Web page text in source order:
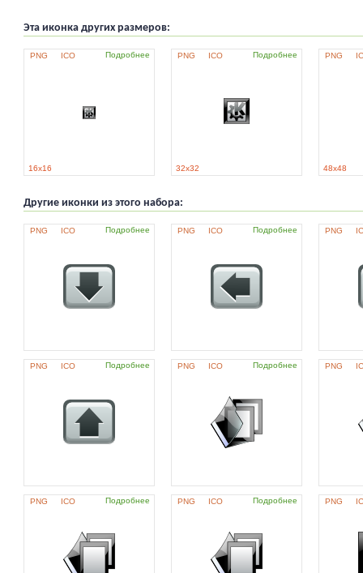
Эта иконка других размеров:
PNG ICO Подробнее
16x16
PNG ICO Подробнее
32x32
PNG
48x48
Другие иконки из этого набора:
PNG ICO Подробнее PNG ICO Подробнее PNG
PNG ICO Подробнее PNG ICO Подробнее PNG
PNG ICO Подробнее PNG ICO Подробнее PNG